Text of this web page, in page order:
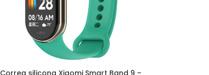
Correa silicona Xiaomi Smart Band 9 –